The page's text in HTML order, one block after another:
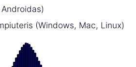
(Windows, Mac, Linux)